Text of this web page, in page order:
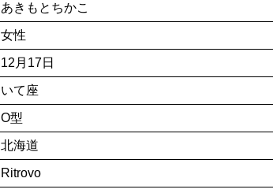
あきもとちかこ
女性
12月17日
いて座
O型
北海道
Ritrovo